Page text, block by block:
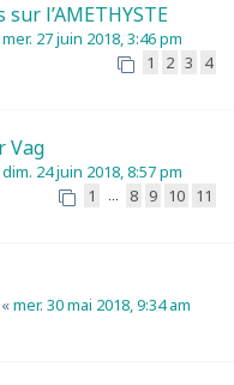
l’AMETHYSTE
mer. 27 juin 2018, 3:46 pm
1 2 3 4
Vag
dim. 24 juin 2018, 8:57 pm
1 … 8 9 10 11
«mer. 30 mai 2018, 9:34 am